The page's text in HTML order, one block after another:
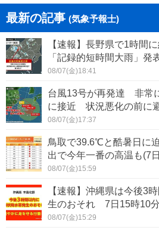
最新の記事 (気象予報士)
【速報】長野県で1時間
「記録的短時間大雨」発
08/07(金)18:41
台風13号が再発達 非常
に接近 状況悪化の前に
08/07(金)17:37
鳥取で39.6℃と酷暑日
出で今年一番の高温も(7
08/07(金)15:59
【速報】沖縄県は今後3
生のおそれ 7日15時10
08/07(金)15:29